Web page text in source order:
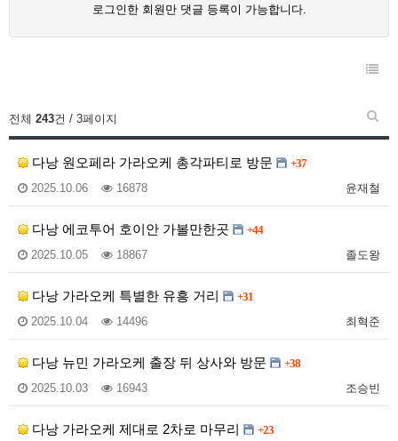
로그인한 회원만 댓글 등록이 가능합니다.
전체 243건 / 3페이지
다낭 원오페라 가라오케 총각파티로 방문 +37
윤재철
2025.10.06 16878
다낭 에코투어 호이안 가볼만한곳 +44
졸도왕
2025.10.05 18867
다낭 가라오케 특별한 유흥 거리 +31
최혁준
2025.10.04 14496
다낭 뉴민 가라오케 출장 뒤 상사와 방문 +38
조승빈
2025.10.03 16943
다낭 가라오케 제대로 2차로 마무리 +23